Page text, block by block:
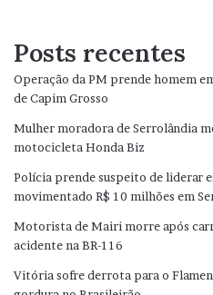
Posts recentes
Operação da PM prende homem
de Capim Grosso
Mulher moradora de Serrolândia
motocicleta Honda Biz
Polícia prende suspeito de liderar
movimentado R$ 10 milhões em
Motorista de Mairi morre após
acidente na BR-116
Vitória sofre derrota para o